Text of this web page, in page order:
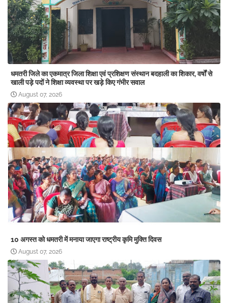
धमतरी जिले का एकमात्र जिला शिक्षा एवं प्रशिक्षण संस्थान बदहाली का शिकार, वर्षों से
खाली पड़े पदों ने शिक्षा व्यवस्था पर खड़े किए गंभीर सवाल
August 07, 2026
10 अगस्त को धमतरी में मनाया जाएगा राष्ट्रीय कृमि मुक्ति दिवस
August 07, 2026